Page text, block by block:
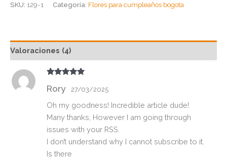
SKU: 129-1 Categoría: Flores para cumpleaños bogota
Valoraciones (4)
con5de 5
Rory 27/03/2025
Oh my goodness! Incredible article dude!
Many thanks, However I am going through
issues with your RSS.
I don’t understand why I cannot subscribe to it.
Is there